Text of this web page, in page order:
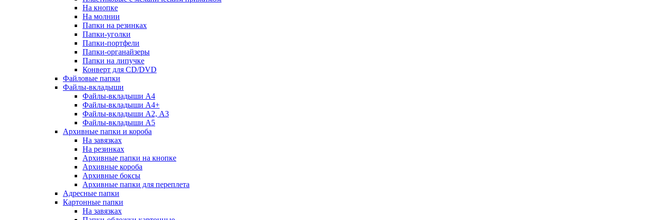
На кнопке
На молнии
Папки на резинках
Папки-уголки
Папки-портфели
Папки-органайзеры
Папки на липучке
Конверт для CD/DVD
Файловые папки
Файлы-вкладыши
Файлы-вкладыши А4
Файлы-вкладыши А4+
Файлы-вкладыши А2, А3
Файлы-вкладыши А5
Архивные папки и короба
На завязках
На резинках
Архивные папки на кнопке
Архивные короба
Архивные боксы
Архивные папки для переплета
Адресные папки
Картонные папки
На завязках